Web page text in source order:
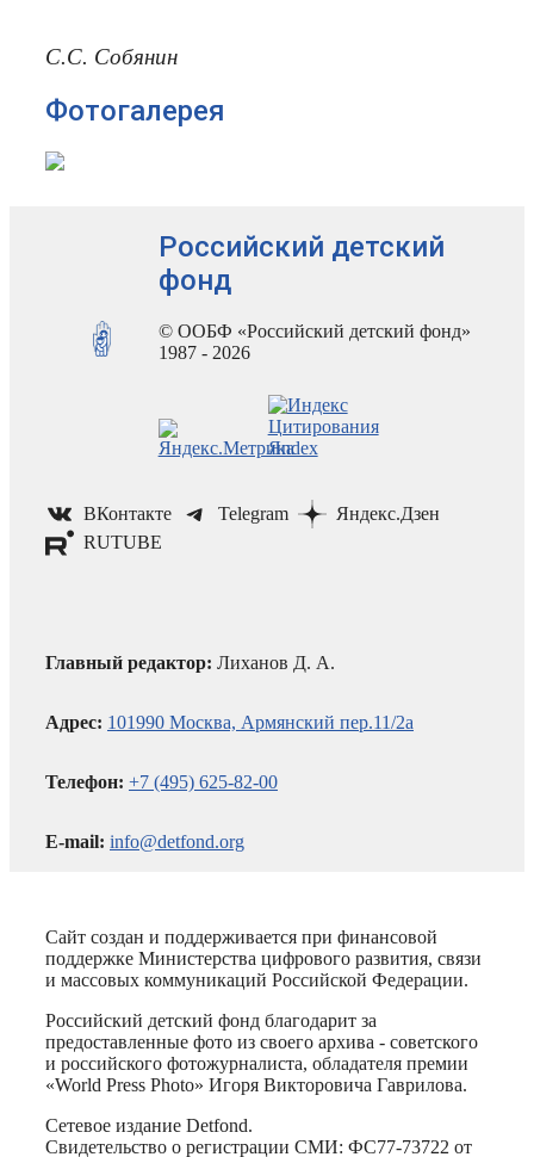
С.С. Собянин
Фотогалерея
Российский детский
фонд
© ООБФ «Российский детский фонд»
1987 - 2026
ВКонтакте Telegram
Яндекс.Дзен
RUTUBE
Главный редактор: Лиханов Д. А.
Адрес: 101990 Москва, Армянский пер.11/2а
Телефон: +7 (495) 625-82-00
E-mail: info@detfond.org
Сайт создан и поддерживается при финансовой
поддержке Министерства цифрового развития, связи
и массовых коммуникаций Российской Федерации.
Российский детский фонд благодарит за
предоставленные фото из своего архива - советского
и российского фотожурналиста, обладателя премии
«World Press Photo» Игоря Викторовича Гаврилова.
Сетевое издание Detfond.
Свидетельство о регистрации СМИ: ФС77-73722 от